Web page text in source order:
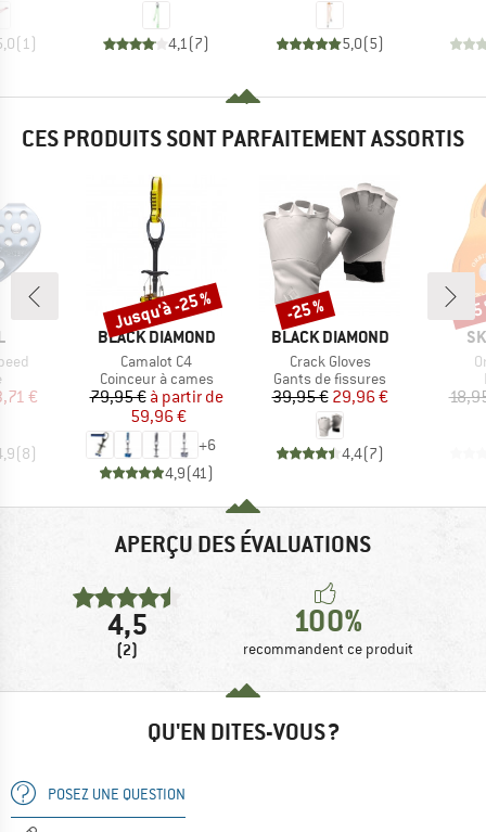
( 1) 4,1(7) 5,0(5)
CES PRODUITS SONT PARFAITEMENT ASSORTIS
group
réduit
€
(8)
MARQUE
BLACK DIAMOND
Article
Camalot C4
Product group
Coinceur à cames
Prix
79,95 € Prix réduit
à partir de
59,96 €
+6
4,9(41 )
Remise
Jusqu'à -25 %
MARQUE
BLACK DIAMOND
Article
Crack Gloves
Product group
Gants de fissures
Prix
39,95 €Prix réduit
29,96 €
4,4(7)
Remise
-25 % -
APERÇU DES ÉVALUATIONS
4,5
(2)
100%
recommandent ce produit
QU'EN DITES-VOUS ?
POSEZ UNE QUESTION